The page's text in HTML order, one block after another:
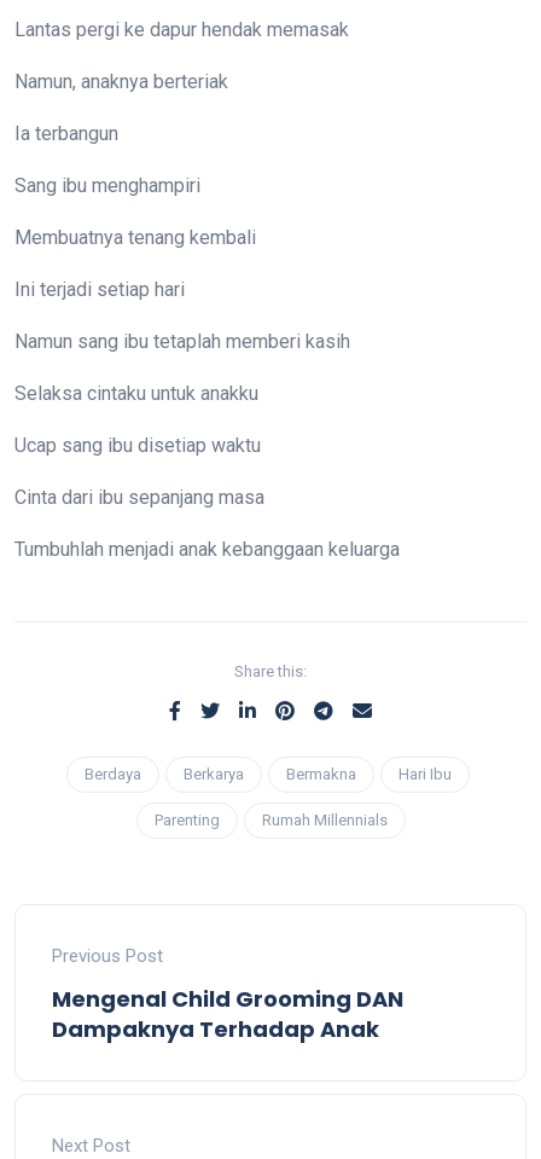
Lantas pergi ke dapur hendak memasak
Namun, anaknya berteriak
Ia terbangun
Sang ibu menghampiri
Membuatnya tenang kembali
Ini terjadi setiap hari
Namun sang ibu tetaplah memberi kasih
Selaksa cintaku untuk anakku
Ucap sang ibu disetiap waktu
Cinta dari ibu sepanjang masa
Tumbuhlah menjadi anak kebanggaan keluarga
Share this:
Berdaya Berkarya Bermakna Hari Ibu
Parenting Rumah Millennials
Previous Post
Mengenal Child Grooming DAN
Dampaknya Terhadap Anak
Next Post